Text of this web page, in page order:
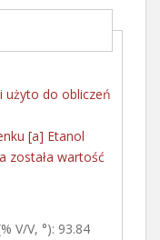
użyto do obliczeń
[a] Etanol
została wartość
V/V, °) 93.84